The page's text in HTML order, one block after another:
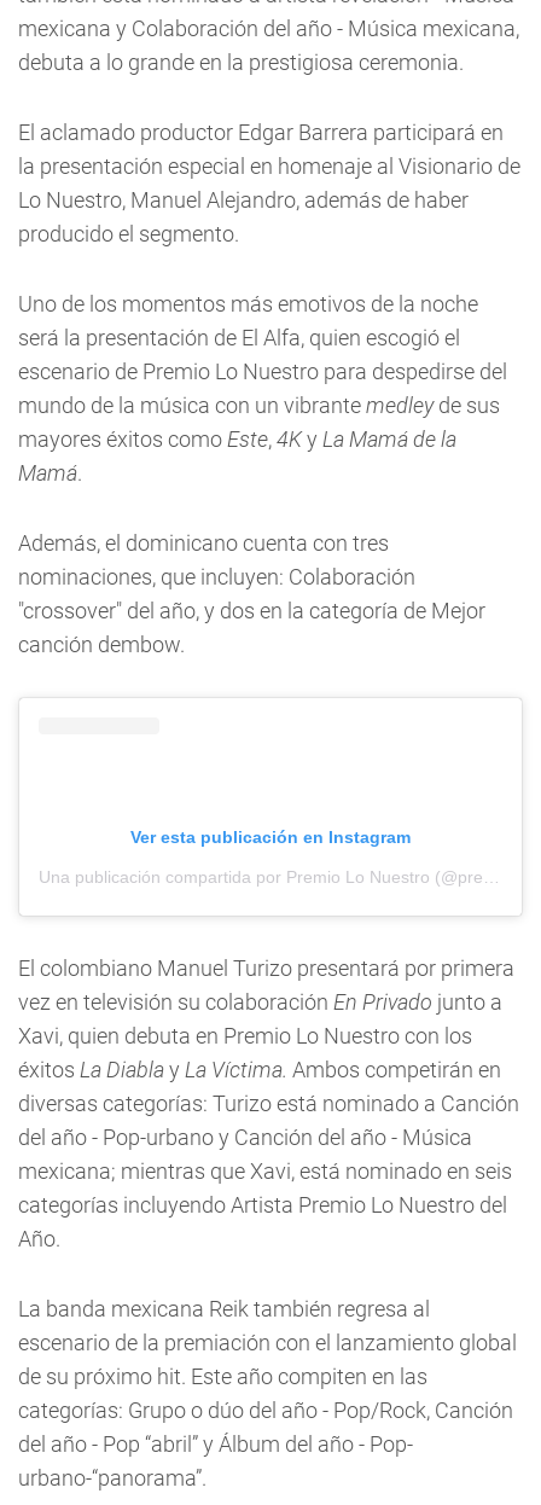
mexicana y Colaboración del año - Música mexicana,
debuta a lo grande en la prestigiosa ceremonia.
El aclamado productor Edgar Barrera participará en
la presentación especial en homenaje al Visionario de
Lo Nuestro, Manuel Alejandro, además de haber
producido el segmento.
Uno de los momentos más emotivos de la noche
será la presentación de El Alfa, quien escogió el
escenario de Premio Lo Nuestro para despedirse del
mundo de la música con un vibrantemedleyde sus
mayores éxitos como Este,4Ky La Mamá de la
Mamá.
Además, el dominicano cuenta con tres
nominaciones, que incluyen: Colaboración
"crossover" del año, y dos en la categoría de Mejor
canción dembow.
Ver esta publicación en Instagram
El colombiano Manuel Turizo presentará por primera
vez en televisión su colaboración En Privado junto a
Xavi, quien debuta en Premio Lo Nuestro con los
éxitos La Diablay La Víctima. Ambos competirán en
diversas categorías: Turizo está nominado a Canción
del año - Pop-urbano y Canción del año - Música
mexicana; mientras que Xavi, está nominado en seis
categorías incluyendo Artista Premio Lo Nuestro del
Año.
La banda mexicana Reik también regresa al
escenario de la premiación con el lanzamiento global
de su próximo hit. Este año compiten en las
categorías: Grupo o dúo del año - Pop/Rock, Canción
del año - Pop “abril” y Álbum del año - Pop-
urbano-“panorama”.